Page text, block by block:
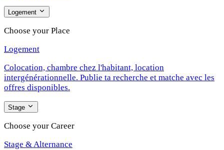
Logement
Choose your Place
Logement
Colocation, chambre chez l'habitant, location
intergénérationnelle. Publie ta recherche et matche avec les
offres disponibles.
Stage
Choose your Career
Stage & Alternance